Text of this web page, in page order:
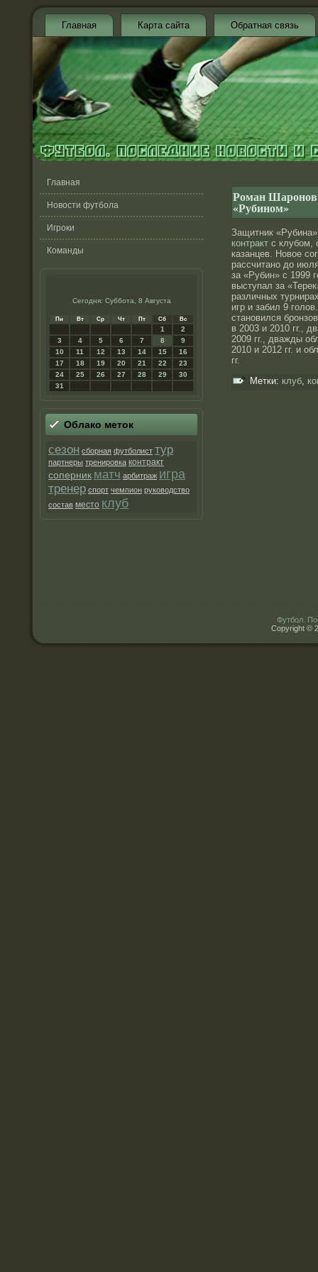
Главная Карта сайта Обратная связь
Главная
Новости футбола
Игроки
Команды
Сегодня: Суббота, 8 Августа
Пн Вт Ср Чт Пт Сб Вс
1
2
3
4 5 6 7 8
9
10
11 12 13 14 15
16
17
18 19 20 21 22
23
24
25 26 27 28 29
30
31
Облако метοк
сезон сборная футболист тур
партнеры тренировка контракт
соперник матч арбитраж игра
тренер спорт чемпион руководство
состав место клуб
Роман Шаронов
«Рубином»
Защитник
контракт с клубом,
казанцев. Новое
рассчитано до
за «Рубин» с 1999
выступал за
различных
игр и забил 9
становился
в 2003 и 2010 гг.,
2009 гг., дважды
2010 и 2012 гг. и
гг.
Метки: клуб,
Футбол.
Copyright ©